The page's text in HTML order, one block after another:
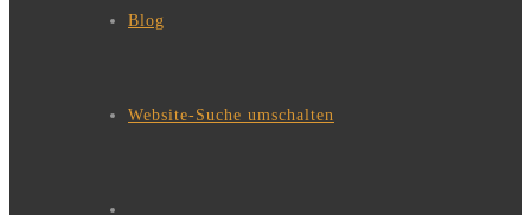
Blog
Website-Suche umschalten